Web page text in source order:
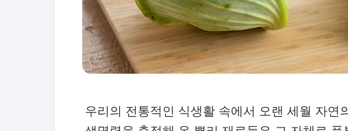
우리의 전통적인 식생활 속에서 오랜 세월 자연